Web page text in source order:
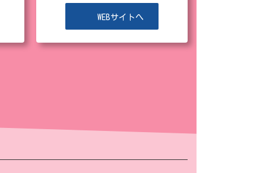
WEBサイトへ